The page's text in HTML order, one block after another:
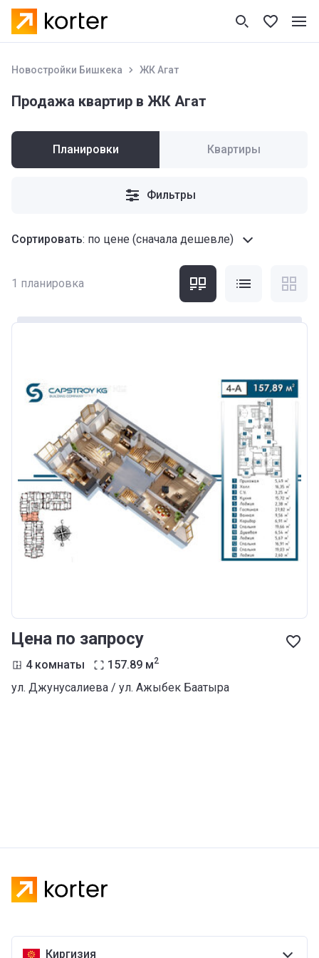
Новостройки Бишкека ЖК Агат
Продажа квартир в ЖК Агат
Планировки Квартиры
Фильтры
Сортировать: по цене (сначала дешевле)
1 планировка
Цена по запросу
4 комнаты 157.89 м2
ул. Джунусалиева / ул. Ажыбек Баатыра
Киргизия